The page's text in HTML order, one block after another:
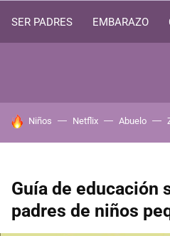
SER PADRES EMBARAZO
HOY SE HABLA DE
Niños Netflix Abuelo
Guía de educación
padres de niños